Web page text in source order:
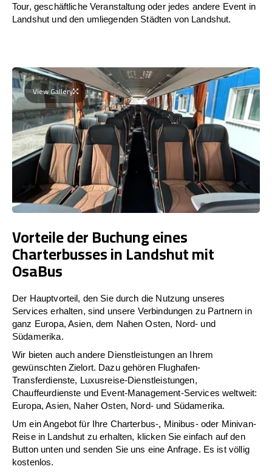
Tour, geschäftliche Veranstaltung oder jedes andere Event in
Landshut und den umliegenden Städten von Landshut.
View Gallery
Vorteile der Buchung eines
Charterbusses in Landshut mit
OsaBus
Der Hauptvorteil, den Sie durch die Nutzung unseres
Services erhalten, sind unsere Verbindungen zu Partnern in
ganz Europa, Asien, dem Nahen Osten, Nord- und
Südamerika.
Wir bieten auch andere Dienstleistungen an Ihrem
gewünschten Zielort. Dazu gehören Flughafen-
Transferdienste, Luxusreise-Dienstleistungen,
Chauffeurdienste und Event-Management-Services weltweit:
Europa, Asien, Naher Osten, Nord- und Südamerika.
Um ein Angebot für Ihre Charterbus-, Minibus- oder Minivan-
Reise in Landshut zu erhalten, klicken Sie einfach auf den
Button unten und senden Sie uns eine Anfrage. Es ist völlig
kostenlos.